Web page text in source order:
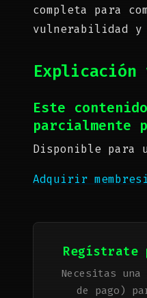
completa para
vulnerabilidad
Explicación
Este
parcialmente
Disponible para
Adquirir
Regístrate
Necesitas
de pago)